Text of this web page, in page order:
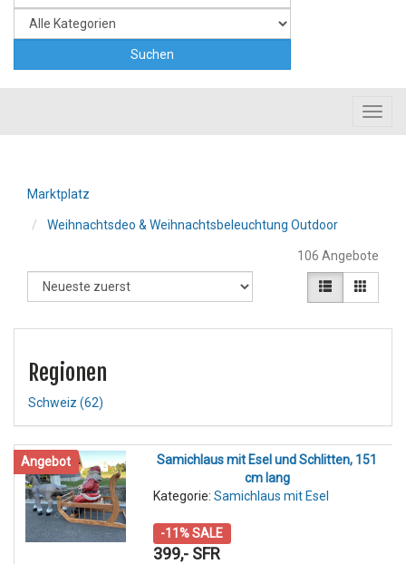
Marktplatz
Weihnachtsdeo & Weihnachtsbeleuchtung Outdoor
106 Angebote
Regionen
Schweiz (62)
Angebot
Samichlaus mit Esel und Schlitten, 151
cm lang
Kategorie: Samichlaus mit Esel
-11% SALE
399,- SFR